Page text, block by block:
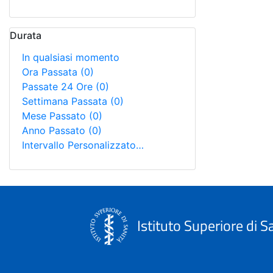
Durata
In qualsiasi momento
Ora Passata (0)
Passate 24 Ore (0)
Settimana Passata (0)
Mese Passato (0)
Anno Passato (0)
Intervallo Personalizzato…
Istituto Superiore di